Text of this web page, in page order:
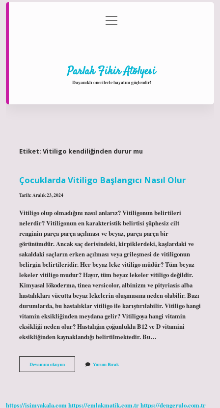
Gizlilik Politikası
menüyü
aç
Parlak Fikir Atölyesi
Dayanıklı önerilerle hayatını güçlendir!
Etiket: Vitiligo kendiliğinden durur mu
Çocuklarda Vitiligo Başlangıcı Nasıl Olur
Tarih: Aralık 23, 2024
Vitiligo olup olmadığını nasıl anlarız? Vitiligonun belirtileri
nelerdir? Vitiligonun en karakteristik belirtisi şüphesiz cilt
renginin parça parça açılması ve beyaz, parça parça bir
görünümdür. Ancak saç derisindeki, kirpiklerdeki, kaşlardaki ve
sakaldaki saçların erken açılması veya grileşmesi de vitiligonun
belirgin belirtileridir. Her beyaz leke vitiligo müdür? Tüm beyaz
lekeler vitiligo mudur? Hayır, tüm beyaz lekeler vitiligo değildir.
Kimyasal lökoderma, tinea versicolor, albinizm ve pityriasis alba
hastalıkları vücutta beyaz lekelerin oluşmasına neden olabilir. Bazı
durumlarda, bu hastalıklar vitiligo ile karıştırılabilir. Vitiligo hangi
vitamin eksikliğinden meydana gelir? Vitiligoya hangi vitamin
eksikliği neden olur? Hastalığın çoğunlukla B12 ve D vitamini
eksikliğinden kaynaklandığı belirtilmektedir. Bu…
Devamını okuyunÇocuklarda
Vitiligo
Yorum Bırak
https://isimyakala.comhttps://emlakmatik.com.trhttps://dengerulo.com.tr